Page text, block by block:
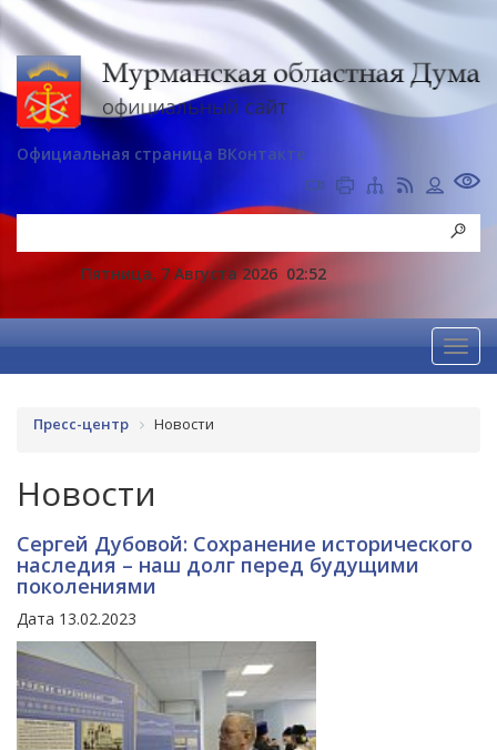
Официальная страница ВКонтакте
Пятница, 7 Августа 2026 02:52
Пресс-центр Новости
Новости
Сергей Дубовой: Сохранение исторического
наследия – наш долг перед будущими
поколениями
Дата 13.02.2023